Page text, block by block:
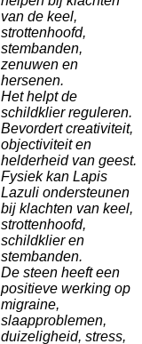
van de keel,
strottenhoofd,
stembanden,
zenuwen en
hersenen.
Het helpt de
schildklier reguleren.
Bevordert creativiteit,
objectiviteit en
helderheid van geest.
Fysiek kan Lapis
Lazuli ondersteunen
bij klachten van keel,
strottenhoofd,
schildklier en
stembanden.
De steen heeft een
positieve werking op
migraine,
slaapproblemen,
duizeligheid, stress,